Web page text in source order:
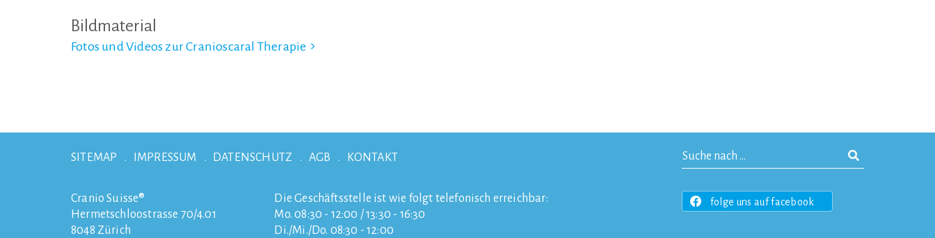
Bildmaterial
Fotos und Videos zur Cranioscaral Therapie
SITEMAP IMPRESSUM DATENSCHUTZ AGB KONTAKT
Cranio Suisse®
Hermetschloostrasse 70/4.01
8048 Zürich
Die Geschäftsstelle ist wie folgt telefonisch erreichbar:
Mo. 08:30 - 12:00 / 13:30 - 16:30
Di./Mi./Do. 08:30 - 12:00
folge uns auf facebook